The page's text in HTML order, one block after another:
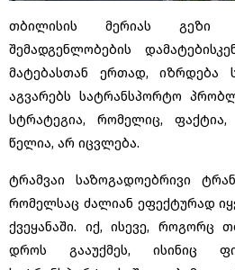
თბილისის მერიას გეზი
შემადგენლობების
მატებასთან ერთად, იზრდება
აგვარებს სატრანსპორტო
სტრატეგია, რომელიც,
წელია, არ იცვლება.
ტრამვაი საზოგადოებრივი
რომელსაც ძალიან ეფექტურად
ქვეყანაში. იქ, ისევე, როგორც
დროს გააუქმეს, ისინიც